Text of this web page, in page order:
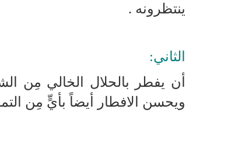
ينتظرونه .
الثاني:
أن يفطر بالحلال الخالي مِن
ويحسن الافطار أيضاً بأيٍّ مِن